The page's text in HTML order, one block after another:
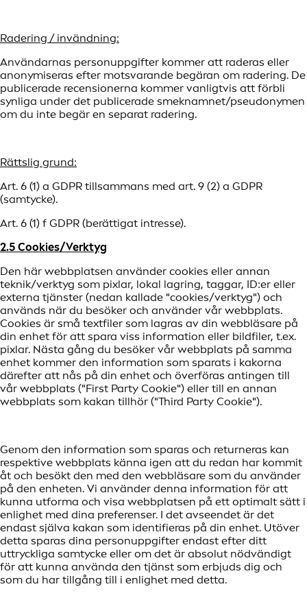
Radering / invändning:
Användarnas personuppgifter kommer att raderas eller
anonymiseras efter motsvarande begäran om radering. De
publicerade recensionerna kommer vanligtvis att förbli
synliga under det publicerade smeknamnet/pseudonymen
om du inte begär en separat radering.
Rättslig grund:
Art. 6 (1) a GDPR tillsammans med art. 9 (2) a GDPR
(samtycke).
Art. 6 (1) f GDPR (berättigat intresse).
2.5 Cookies/Verktyg
Den här webbplatsen använder cookies eller annan
teknik/verktyg som pixlar, lokal lagring, taggar, ID:er eller
externa tjänster (nedan kallade "cookies/verktyg") och
används när du besöker och använder vår webbplats.
Cookies är små textfiler som lagras av din webbläsare på
din enhet för att spara viss information eller bildfiler, t.ex.
pixlar. Nästa gång du besöker vår webbplats på samma
enhet kommer den information som sparats i kakorna
därefter att nås på din enhet och överföras antingen till
vår webbplats ("First Party Cookie") eller till en annan
webbplats som kakan tillhör ("Third Party Cookie").
Genom den information som sparas och returneras kan
respektive webbplats känna igen att du redan har kommit
åt och besökt den med den webbläsare som du använder
på den enheten. Vi använder denna information för att
kunna utforma och visa webbplatsen på ett optimalt sätt i
enlighet med dina preferenser. I det avseendet är det
endast själva kakan som identifieras på din enhet. Utöver
detta sparas dina personuppgifter endast efter ditt
uttryckliga samtycke eller om det är absolut nödvändigt
för att kunna använda den tjänst som erbjuds dig och
som du har tillgång till i enlighet med detta.